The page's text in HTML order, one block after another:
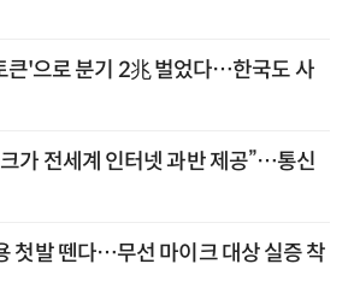
큰'으로 분기 2兆 벌었다…한국도 사
가 전세계 인터넷 과반 제공”…통신
첫발 뗀다…무선 마이크 대상 실증 착